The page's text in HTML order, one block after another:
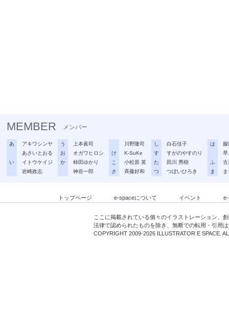
MEMBER メンバー
あ
アキワシンヤ
あさいとおる
い
イトウケイジ
岩崎政志
う
上本眞司
お
オガワヒロシ
か
柿田ゆかり
神谷一郎
川野隆司
け
K-SuKe
こ
小松原 英
さ
斉藤好和
し
白石佳子
す
すがのやすのり
た
田川 秀樹
つ
つぼいひろき
は
早
ふ
古
ま
トップページ e-spaceについて イベント
ここに掲載されている個々のイラストレーション、
法律で認められたものを除き、無断での転用・引用
COPYRIGHT 2009-2026 ILLUSTRATOR E SPACE.